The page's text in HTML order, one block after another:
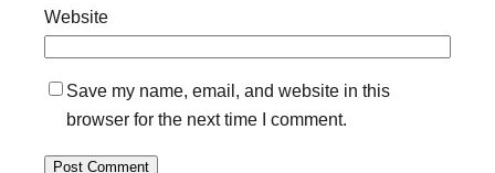
Website
Save my name, email, and website in this
browser for the next time I comment.